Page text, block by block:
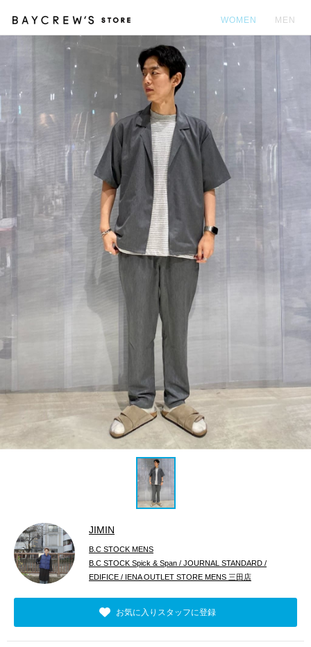
WOMEN MEN
JIMIN
B.C STOCK MENS
B.C STOCK Spick & Span / JOURNAL STANDARD /
EDIFICE / IENA OUTLET STORE MENS 三田店
お気に入りスタッフに登録